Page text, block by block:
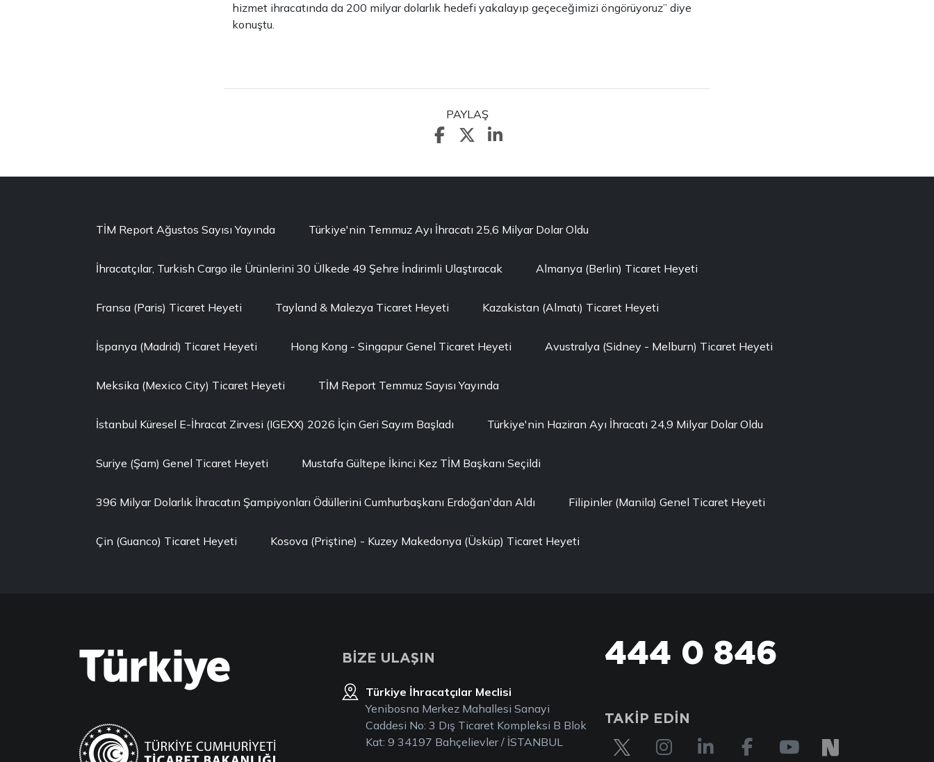
hizmet ihracatında da 200 milyar dolarlık hedefi yakalayıp geçeceğimizi öngörüyoruz” diye
konuştu.
PAYLAŞ
TİM Report Ağustos Sayısı Yayında Türkiye'nin Temmuz Ayı İhracatı 25,6 Milyar Dolar Oldu
İhracatçılar, Turkish Cargo ile Ürünlerini 30 Ülkede 49 Şehre İndirimli Ulaştıracak Almanya (Berlin) Ticaret Heyeti
Fransa (Paris) Ticaret Heyeti Tayland & Malezya Ticaret Heyeti Kazakistan (Almatı) Ticaret Heyeti
İspanya (Madrid) Ticaret Heyeti Hong Kong - Singapur Genel Ticaret Heyeti Avustralya (Sidney - Melburn) Ticaret Heyeti
Meksika (Mexico City) Ticaret Heyeti TİM Report Temmuz Sayısı Yayında
İstanbul Küresel E-İhracat Zirvesi (IGEXX) 2026 İçin Geri Sayım Başladı Türkiye'nin Haziran Ayı İhracatı 24,9 Milyar Dolar Oldu
Suriye (Şam) Genel Ticaret Heyeti Mustafa Gültepe İkinci Kez TİM Başkanı Seçildi
396 Milyar Dolarlık İhracatın Şampiyonları Ödüllerini Cumhurbaşkanı Erdoğan'dan Aldı Filipinler (Manila) Genel Ticaret Heyeti
Çin (Guanco) Ticaret Heyeti Kosova (Priştine) - Kuzey Makedonya (Üsküp) Ticaret Heyeti
BİZE ULAŞIN
Türkiye İhracatçılar Meclisi
Yenibosna Merkez Mahallesi Sanayi
Caddesi No: 3 Dış Ticaret Kompleksi B Blok
Kat: 9 34197 Bahçelievler / İSTANBUL
444 0 846
TAKİP EDİN